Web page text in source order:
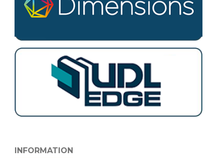
INFORMATION